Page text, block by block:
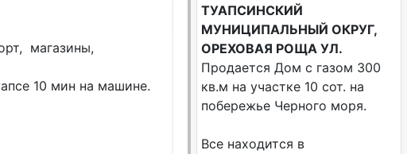
магазины,
10 мин на машине.
ТУАПСИНСКИЙ
МУНИЦИПАЛЬНЫЙ ОКРУГ,
ОРЕХОВАЯ РОЩА УЛ.
Продается Дом с газом 300
кв.м на участке 10 сот. на
побережье Черного моря.
Все находится в